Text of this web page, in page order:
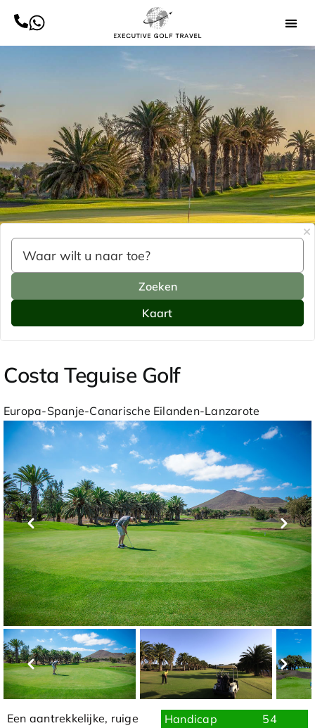
Zoeken
Kaart
Costa Teguise Golf
Europa-Spanje-Canarische Eilanden-Lanzarote
Een aantrekkelijke, ruige
Handicap
54